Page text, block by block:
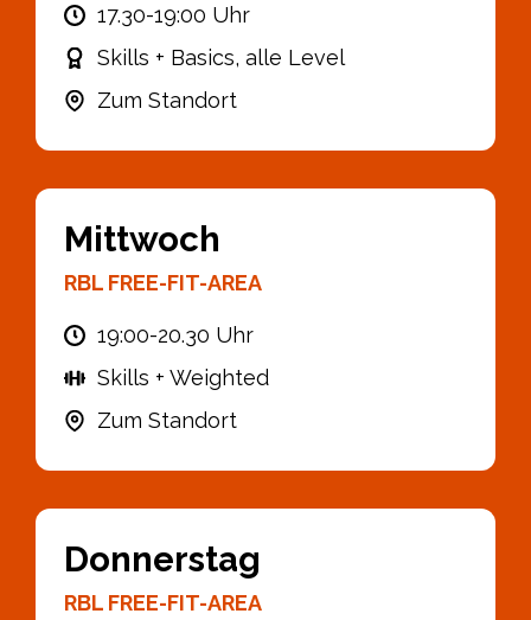
17.30-19:00 Uhr
Skills + Basics, alle Level
Zum Standort
Mittwoch
RBL FREE-FIT-AREA
19:00-20.30 Uhr
Skills + Weighted
Zum Standort
Donnerstag
RBL FREE-FIT-AREA